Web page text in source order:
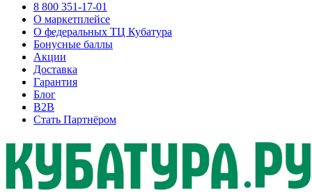
8 800 351-17-01
О маркетплейсе
О федеральных ТЦ Кубатура
Бонусные баллы
Акции
Доставка
Гарантия
Блог
B2B
Стать Партнёром